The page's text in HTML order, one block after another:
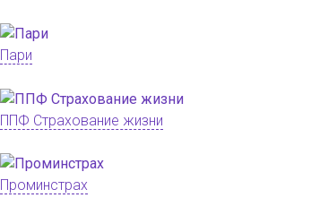
Пари
ППФ Страхование жизни
Проминстрах